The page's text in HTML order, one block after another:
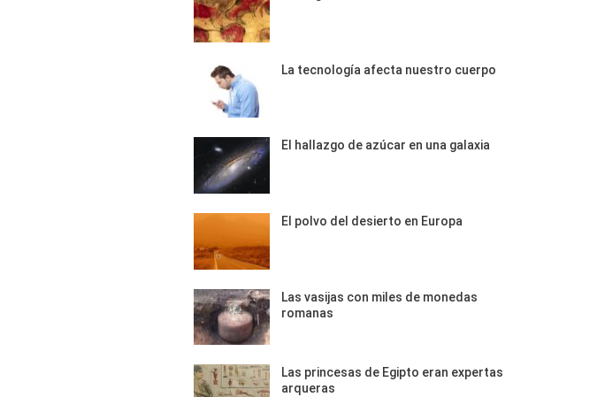
La tecnología afecta nuestro cuerpo
El hallazgo de azúcar en una galaxia
El polvo del desierto en Europa
Las vasijas con miles de monedas
romanas
Las princesas de Egipto eran expertas
arqueras